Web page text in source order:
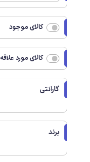
کالای موجود
کالای مورد علاقه
گارانتی
برند